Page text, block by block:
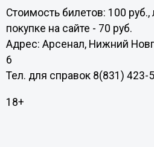
Стоимость билетов: 100
покупке на сайте - 70 руб.
Адрес: Арсенал, Нижний
6
Тел. для справок 8(831) 423-
18+